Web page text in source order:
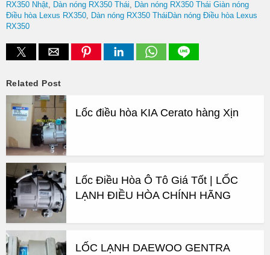
RX350 Nhật
Dàn nóng RX350 Thái
Dàn nóng RX350 Thái Giàn nóng
Điều hòa Lexus RX350
Dàn nóng RX350 TháiDàn nóng Điều hòa Lexus
RX350
Related Post
Lốc điều hòa KIA Cerato hàng Xịn
Lốc Điều Hòa Ô Tô Giá Tốt | LỐC
LẠNH ĐIỀU HÒA CHÍNH HÃNG
LỐC LẠNH DAEWOO GENTRA